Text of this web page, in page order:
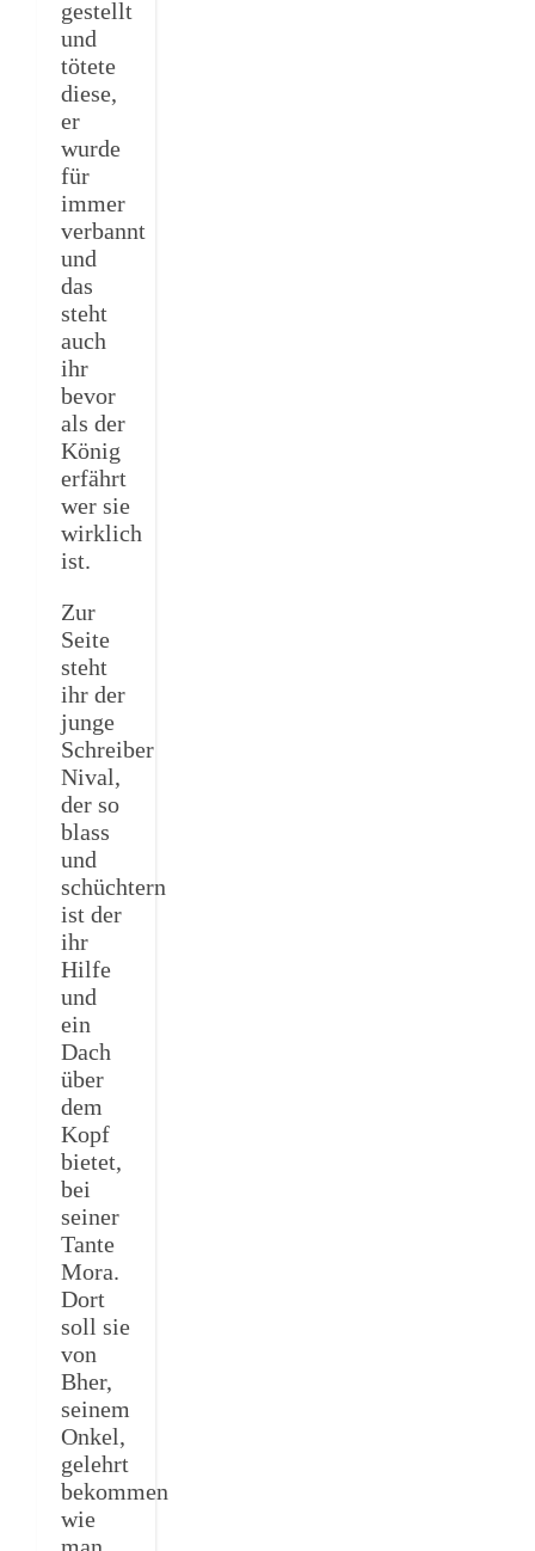
gestellt
und
tötete
diese,
er
wurde
für
immer
verbannt
und
das
steht
auch
ihr
bevor
als der
König
erfährt
wer sie
wirklich
ist.
Zur
Seite
steht
ihr der
junge
Schreiber
Nival,
der so
blass
und
schüchtern
ist der
ihr
Hilfe
und
ein
Dach
über
dem
Kopf
bietet,
bei
seiner
Tante
Mora.
Dort
soll sie
von
Bher,
seinem
Onkel,
gelehrt
bekommen
wie